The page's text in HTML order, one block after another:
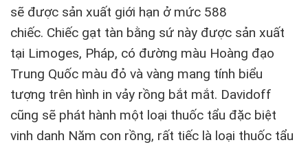
sẽ được sản xuất giới hạn ở mức 588
chiếc. Chiếc gạt tàn bằng sứ này được sản xuất
tại Limoges, Pháp, có đường màu Hoàng đạo
Trung Quốc màu đỏ và vàng mang tính biểu
tượng trên hình in vảy rồng bắt mắt. Davidoff
cũng sẽ phát hành một loại thuốc tẩu đặc biệt
vinh danh Năm con rồng, rất tiếc là loại thuốc tẩu